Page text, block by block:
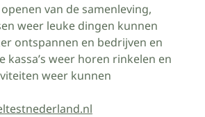
van de samenleving,
weer leuke dingen kunnen
ontspannen en bedrijven en
kassa’s weer horen rinkelen en
weer kunnen